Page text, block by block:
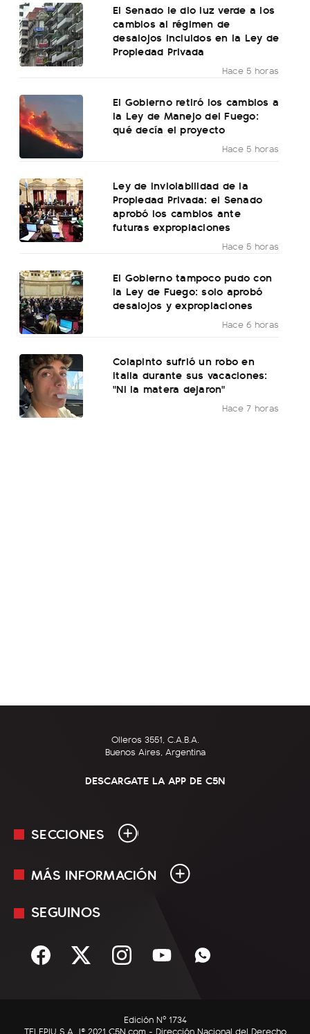
El Senado le dio luz verde a los
cambios al régimen de
desalojos incluidos en la Ley de
Propiedad Privada
Hace 5 horas
El Gobierno retiró los cambios a
la Ley de Manejo del Fuego:
qué decía el proyecto
Hace 5 horas
Ley de Inviolabilidad de la
Propiedad Privada: el Senado
aprobó los cambios ante
futuras expropiaciones
Hace 5 horas
El Gobierno tampoco pudo con
la Ley de Fuego: solo aprobó
desalojos y expropiaciones
Hace 6 horas
Colapinto sufrió un robo en
Italia durante sus vacaciones:
"Ni la matera dejaron"
Hace 7 horas
Olleros 3551, C.A.B.A.
Buenos Aires, Argentina
DESCARGATE LA APP DE C5N
SECCIONES
En Vivo
Sociedad
C5N Autos
MÁS INFORMACIÓN
Mediakit
Términos y condiciones
SEGUINOS
Edición Nº 1734
TELEPIU S.A. |© 2021 C5N.com - Dirección Nacional del Derecho